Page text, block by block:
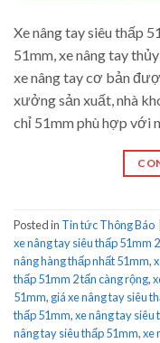
Xe nâng tay siêu thấp
51mm, xe nâng tay
xe nâng tay cơ bản
xưởng sản xuất, nhà
chỉ 51mm phù hợp với
Posted in Tin tức Thông Báo
xe nâng tay siêu thấp 51mm
nâng hàng thấp nhất 51mm,
thấp 51mm 2 tấn càng rộng,
51mm, giá xe nâng tay siêu
thấp 51mm,xe nâng tay siêu
nâng tay siêu thấp 51mm,xe